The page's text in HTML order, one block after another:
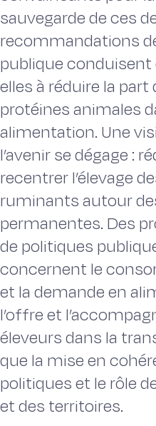
sauvegarde de ces
recommandations
publique conduisent
elles à réduire la part
protéines animales
alimentation. Une
l’avenir se dégage :
recentrer l’élevage
ruminants autour
permanentes. Des
de politiques
concernent le
et la demande en
l’offre et
éleveurs dans la
que la mise en
politiques et le rôle
et des territoires.